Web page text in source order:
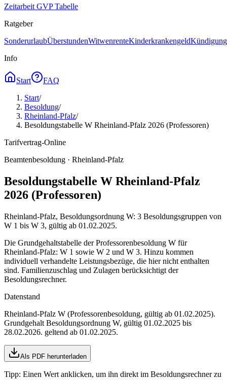
Zeitarbeit GVP Tabelle
Ratgeber
SonderurlaubÜberstundenWitwenrenteKinderkrankengeld
Info
Start
FAQ
Start/
Besoldung/
Rheinland-Pfalz/
Besoldungstabelle W Rheinland-Pfalz 2026 (Professoren)
Tarifvertrag-Online
Beamtenbesoldung · Rheinland-Pfalz
Besoldungstabelle W Rheinland-Pfalz
2026 (Professoren)
Rheinland-Pfalz, Besoldungsordnung W: 3 Besoldungsgruppen von
W 1 bis W 3, gültig ab 01.02.2025.
Die Grundgehaltstabelle der Professorenbesoldung W für
Rheinland-Pfalz: W 1 sowie W 2 und W 3. Hinzu kommen
individuell verhandelte Leistungsbezüge, die hier nicht enthalten
sind. Familienzuschlag und Zulagen berücksichtigt der
Besoldungsrechner.
Datenstand
Rheinland-Pfalz W (Professorenbesoldung, gültig ab 01.02.2025).
Grundgehalt Besoldungsordnung W, gültig 01.02.2025 bis
28.02.2026. geltend ab 01.02.2025.
Als PDF herunterladen
Tipp: Einen Wert anklicken, um ihn direkt im Besoldungsrechner zu